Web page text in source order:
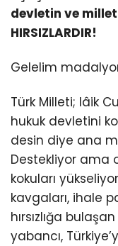
devletin ve
HIRSIZLARDIR!
Gelelim
Türk Milleti; lâik
hukuk devletini
desin diye ana
Destekliyor ama
kokuları
kavgaları, ihale
hırsızlığa
yabancı,